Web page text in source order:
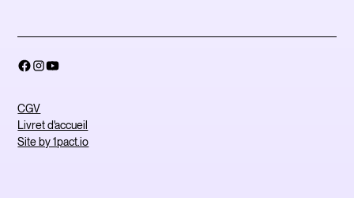
CGV
Livret d'accueil
Site by 1pact.io